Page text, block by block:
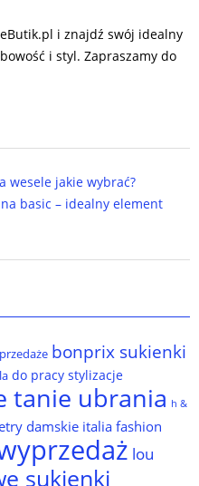
i znajdź swój idealny
i styl. Zapraszamy do
wesele jakie wybrać?
basic – idealny element
bonprix sukienki
do pracy stylizacje
tanie ubrania h &
damskie italia fashion
lou
sukienki